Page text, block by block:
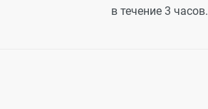
в течение 3 часов.